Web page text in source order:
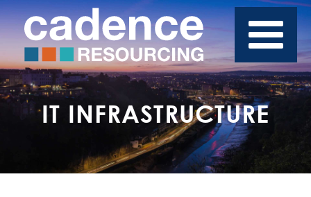
IT INFRASTRUCTURE